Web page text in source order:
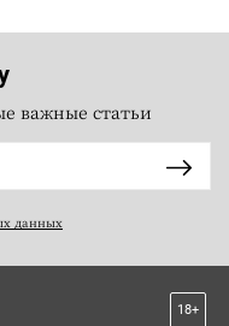
важные статьи
данных
18+